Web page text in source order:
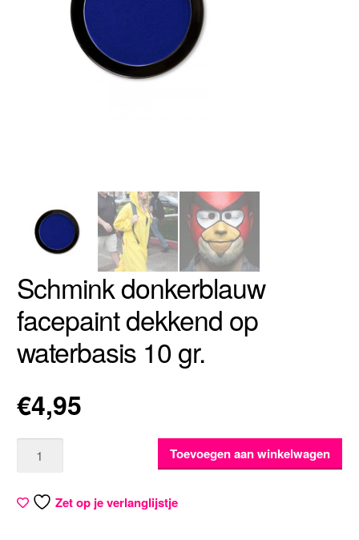
Schmink donkerblauw
facepaint dekkend op
waterbasis 10 gr.
€4,95
Toevoegen aan winkelwagen
Zet op je verlanglijstje